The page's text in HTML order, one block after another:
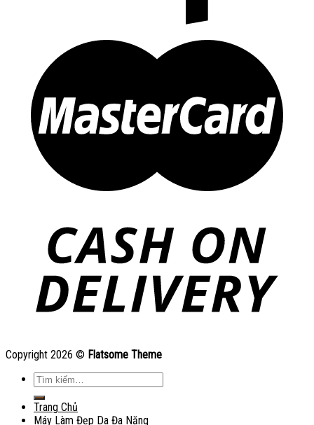
Copyright 2026 © Flatsome Theme
Tìm
kiếm:
Trang Chủ
Máy Làm Đẹp Da Đa Năng